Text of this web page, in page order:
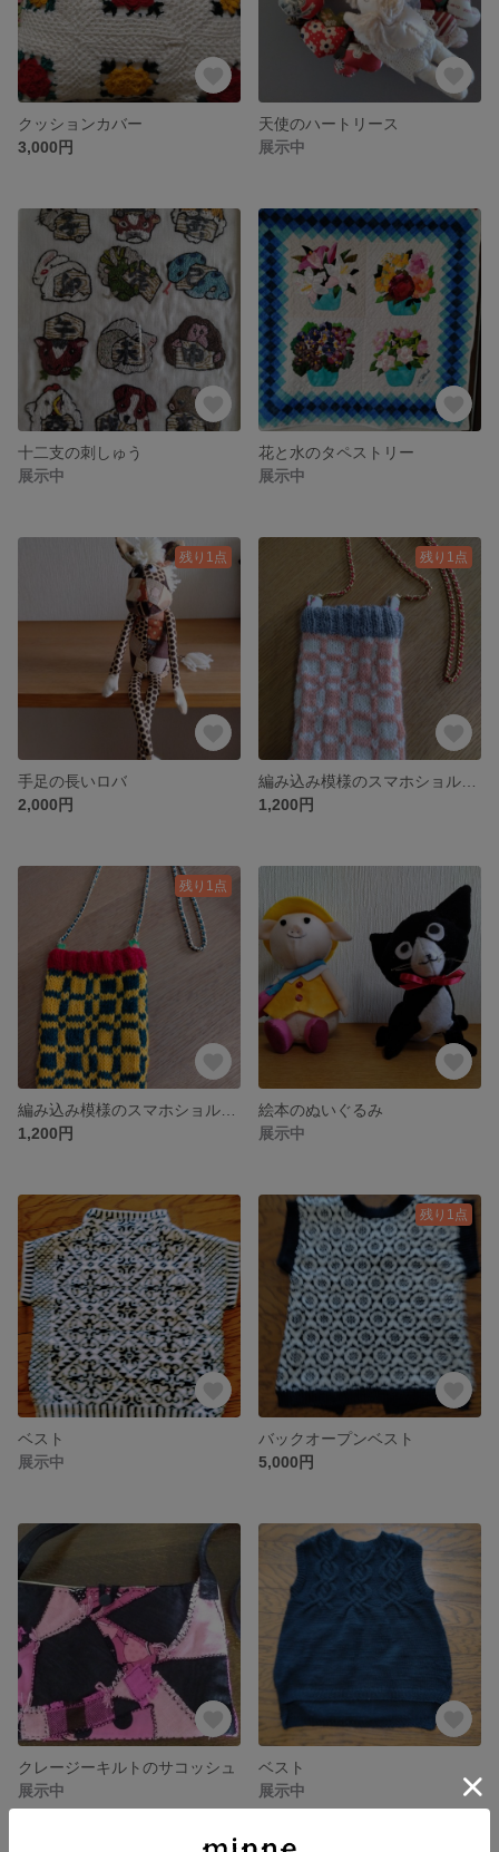
クッションカバー
3,000円
天使のハートリース
展示中
十二支の刺しゅう
展示中
花と水のタペストリー
展示中
残り1点
手足の長いロバ
2,000円
残り1点
1,200円
残り1点
1,200円
絵本のぬいぐるみ
展示中
ベスト
展示中
残り1点
バックオープンベスト
5,000円
クレージーキルトのサコッシュ
展示中
ベスト
展示中